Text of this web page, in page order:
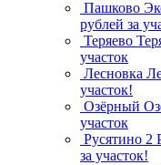
Пашково
рублей за
Теряево
участок
Лесновка
участок!
Озёрный
участок
Русятино 2
за участок!